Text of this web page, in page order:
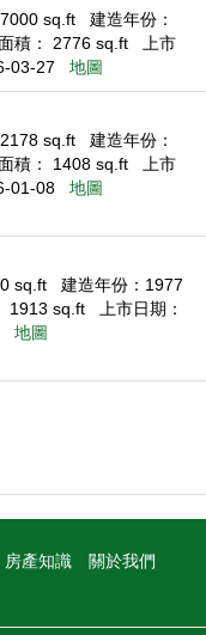
sq.ft
建造年份：
積： 2776 sq.ft
上市
03-27
地圖
sq.ft
建造年份：
積： 1408 sq.ft
上市
01-08
地圖
sq.ft
建造年份：1977
1913 sq.ft
上市日期：
地圖
房產知識
關於我們